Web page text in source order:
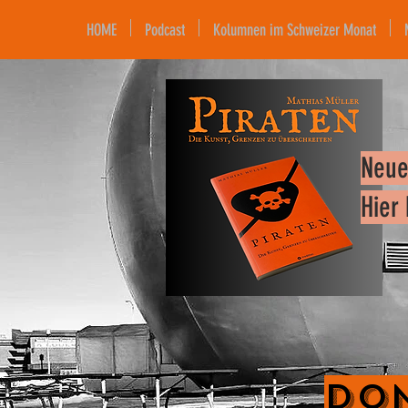
HOME Podcast Kolumnen im Schweizer Monat